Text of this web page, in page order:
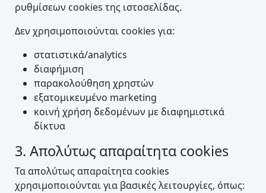
ρυθμίσεων cookies της ιστοσελίδας.
Δεν χρησιμοποιούνται cookies για:
στατιστικά/analytics
διαφήμιση
παρακολούθηση χρηστών
εξατομικευμένο marketing
κοινή χρήση δεδομένων με διαφημιστικά
δίκτυα
3. Απολύτως απαραίτητα cookies
Τα απολύτως απαραίτητα cookies
χρησιμοποιούνται για βασικές λειτουργίες, όπως: